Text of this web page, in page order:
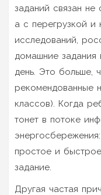
заданий связан не
а с перегрузкой и
исследований,
домашние
день. Это больше,
рекомендованные
классов). Когда
тонет в потоке
простое и
задание.
Другая частая